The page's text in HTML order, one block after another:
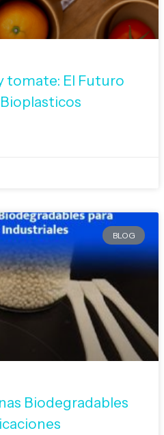
tomate: El Futuro
BLOG
Biodegradables